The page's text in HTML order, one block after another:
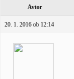
Avtor
20. 1. 2016 ob 12:14